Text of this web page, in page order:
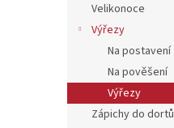
Velikonoce
Výřezy
Na postavení
Na pověšení
Výřezy
Zápichy do dortů